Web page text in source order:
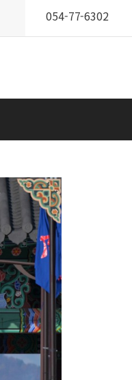
054-77-6302